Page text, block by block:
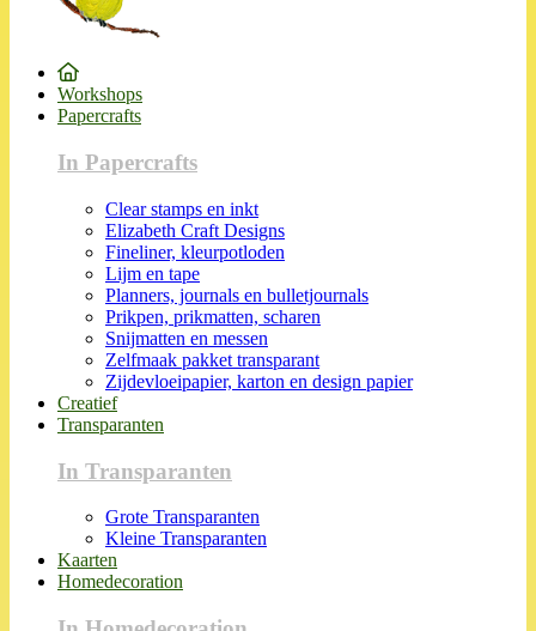
Workshops
Papercrafts
In Papercrafts
Clear stamps en inkt
Elizabeth Craft Designs
Fineliner, kleurpotloden
Lijm en tape
Planners, journals en bulletjournals
Prikpen, prikmatten, scharen
Snijmatten en messen
Zelfmaak pakket transparant
Zijdevloeipapier, karton en design papier
Creatief
Transparanten
In Transparanten
Grote Transparanten
Kleine Transparanten
Kaarten
Homedecoration